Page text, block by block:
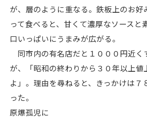
が、層のように重なる。鉄板上のお好
って食べると、甘くて濃厚なソースと
口いっぱいにうまみが広がる。
同市内の有名店だと１０００円近く
が、「昭和の終わりから３０年以上値
よ」。理由を尋ねると、きっかけは７
った。
原爆孤児に